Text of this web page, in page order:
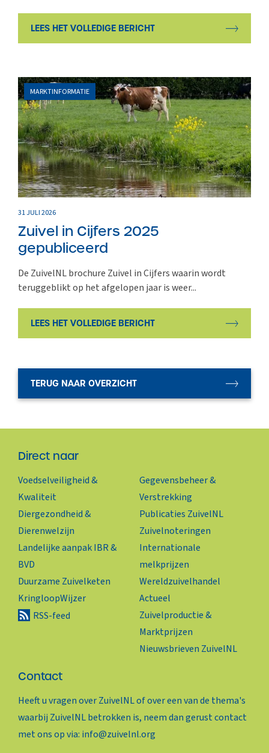
LEES HET VOLLEDIGE BERICHT
MARKTINFORMATIE
31 JULI 2026
Zuivel in Cijfers 2025
gepubliceerd
De ZuivelNL brochure Zuivel in Cijfers waarin wordt
teruggeblikt op het afgelopen jaar is weer...
LEES HET VOLLEDIGE BERICHT
TERUG NAAR OVERZICHT
Direct naar
Voedselveiligheid &
Kwaliteit
Diergezondheid &
Dierenwelzijn
Landelijke aanpak IBR &
BVD
Duurzame Zuivelketen
KringloopWijzer
RSS-feed
Gegevensbeheer &
Verstrekking
Publicaties ZuivelNL
Zuivelnoteringen
Internationale
melkprijzen
Wereldzuivelhandel
Actueel
Zuivelproductie &
Marktprijzen
Nieuwsbrieven ZuivelNL
Contact
Heeft u vragen over ZuivelNL of over een van de thema's
waarbij ZuivelNL betrokken is, neem dan gerust contact
met ons op via: info@zuivelnl.org